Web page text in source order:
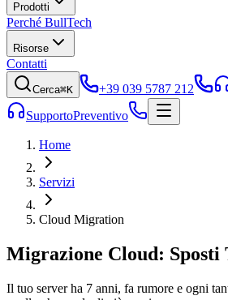
Prodotti
Perché BullTech
Risorse
Contatti
Cerca⌘K +39 039 5787 212
SupportoPreventivo
Home
Servizi
Cloud Migration
Migrazione Cloud: Sposti
Il tuo server ha 7 anni, fa rumore e ogni